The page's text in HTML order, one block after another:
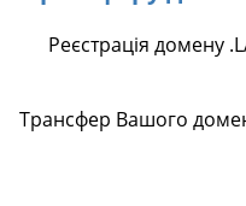
Реєстрація домену
Трансфер Вашого